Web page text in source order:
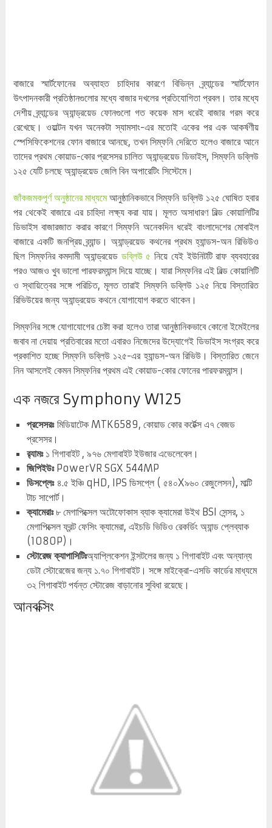
বাজারে স্মার্টফোনের অব্যাহত চাহিদার কারণে বিভিন্ন ব্র্যান্ডের স্মার্টফোন
উৎপাদনকারী প্রতিষ্ঠানগুলোর মধ্যে বাজার দখলের প্রতিযোগিতা প্রবল। তার মধ্যে
দেশীয় ব্র্যান্ডের অ্যান্ড্রয়েড ফোনগুলো গত কয়েক মাস ধরেই বাজার গরম করে
রেখেছে। ওয়াল্টন যখন অনেকটা স্যামসাং-এর মতোই একের পর এক আকর্ষণীয়
স্পেসিফিকেশনের ফোন বাজারে আনছে, তখন সিম্ফনি দেরিতে হলেও বাজারে আনে
তাদের প্রথম কোয়াড-কোর প্রসেসর চালিত অ্যান্ড্রয়েড ডিভাইস, সিম্ফনি ডব্লিউ
১২৫ যেটি চলছে অ্যান্ড্রয়েড জেলি বিন অপারেটিং সিস্টেমে।
জাঁকজমকপূর্ণ অনুষ্ঠানের মাধ্যমেআনুষ্ঠানিকভাবে সিম্ফনি ডব্লিউ ১২৫ ঘোষিত হবার
পর থেকেই বাজারে এর চাহিদা লক্ষ্য করা যায়। মূলত অসাধারণ বিল্ড কোয়ালিটির
ডিভাইস বাজারজাত করার কারণে সিম্ফনি অনেকদিন ধরেই বাংলাদেশের মোবাইল
বাজারে একটি জনপ্রিয় ব্র্যান্ড। অ্যান্ড্রয়েড কথনের প্রথম হ্যান্ডস-অন রিভিউও
ছিল সিম্ফনির কমদামী অ্যান্ড্রয়েড ডব্লিউ ৫ নিয়ে যেই ইউনিটটি রাফ ব্যবহারের
পরও আজও খুব ভালো পারফরম্যান্স দিয়ে যাচ্ছে। যারা সিম্ফনির এই বিল্ড কোয়ালিটি
ও স্থায়িত্বের সঙ্গে পরিচিত, মূলত তারাই সিম্ফনি ডব্লিউ ১২৫ নিয়ে বিস্তারিত
রিভিউয়ের জন্য অ্যান্ড্রয়েড কথনে যোগাযোগ করতে থাকেন।
সিম্ফনির সঙ্গে যোগাযোগের চেষ্টা করা হলেও তারা আনুষ্ঠানিকভাবে কোনো ইমেইলের
জবাব না দেয়ায় প্রতিবারের মতো এবারও নিজেদের উদ্যোগেই ডিভাইস সংগ্রহ করে
প্রকাশিত হচ্ছে সিম্ফনি ডব্লিউ ১২৫-এর হ্যান্ডস-অন রিভিউ। বিস্তারিত জেনে
নিন আসলেই কেমন সিম্ফনির প্রথম এই কোয়াড-কোর ফোনের পারফরম্যান্স।
এক নজরে Symphony W125
প্রসেসরঃমিডিয়াটেক MTK6589, কোয়াড কোর কর্টেক্স এ৭ বেজড
প্রসেসর।
র‌্যামঃ১ গিগাবাইট , ৯৭৬ মেগাবাইট ইউজার এভেলেবেল।
জিপিইউঃPowerVR SGX 544MP
ডিসপ্লেঃ৪.৫ ইঞ্চি qHD, IPS ডিসপ্লে ( ৫৪০X৯৬০ রেজুলেসন), মাল্টি
টাচ সাপোর্ট।
ক্যামেরাঃ৮ মেগাপিক্সেল অটোফোকাস ব্যাক ক্যামেরা উইথ BSI সেন্সর, ১
মেগাপিক্সেল ফ্রন্ট ফেসিং ক্যামেরা, এইচডি ভিডিও রেকর্ডিং অ্যান্ড প্লেব্যাক
(1080P)।
স্টোরেজ ক্যাপাসিটিঃঅ্যাপ্লিকেশন ইন্সটলের জন্য ১ গিগাবাইট এবং অন্যান্য
ডেটা স্টোরেজের জন্য ১.৭০ গিগাবাইট। সঙ্গে মাইক্রো-এসডি কার্ডের মাধ্যমে
৩২ গিগাবাইট পর্যন্ত স্টোরেজ বাড়ানোর সুবিধা রয়েছে।
আনবক্সিং